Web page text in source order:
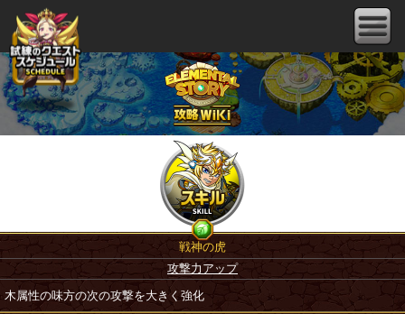
戦神の虎
攻撃力アップ
木属性の味方の次の攻撃を大きく強化